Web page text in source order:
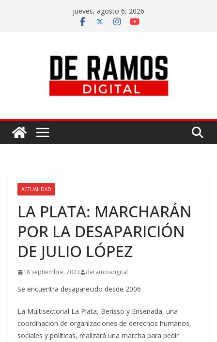
jueves, agosto 6, 2026
ACTUALIDAD
LA PLATA: MARCHARÁN
POR LA DESAPARICIÓN
DE JULIO LÓPEZ
18 septiembre, 2023 deramosdigital
Se encuentra desaparecido desde 2006
La Multisectorial La Plata, Berisso y Ensenada, una
coordinación de organizaciones de derechos humanos,
sociales y políticas, realizará una marcha para pedir